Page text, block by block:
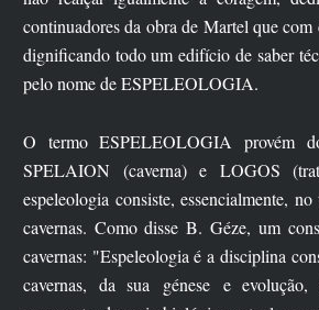
continuadores da obra de Martel que
dignificando todo um edifício de saber
pelo nome de ESPELEOLOGIA.
O termo ESPELEOLOGIA provém
SPELAION (caverna) e LOGOS
espeleologia consiste, essencialmente,
cavernas. Como disse B. Géze, um
cavernas: "Espeleologia é a disciplina
cavernas, da sua génese e